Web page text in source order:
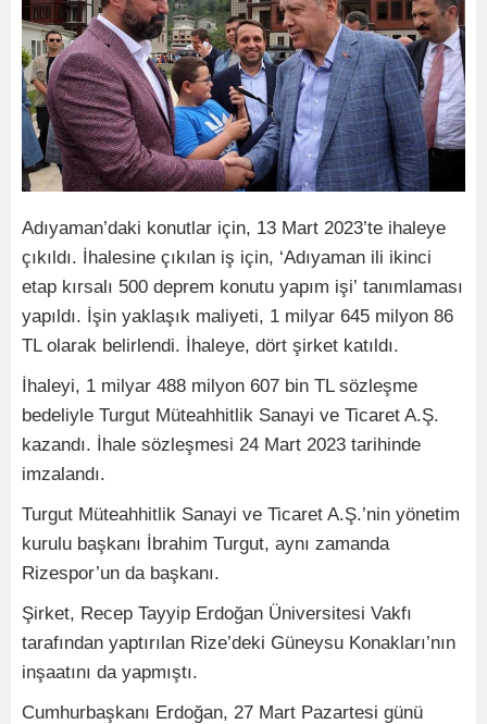
Adıyaman’daki konutlar için, 13 Mart 2023’te ihaleye
çıkıldı. İhalesine çıkılan iş için, ‘Adıyaman ili ikinci
etap kırsalı 500 deprem konutu yapım işi’ tanımlaması
yapıldı. İşin yaklaşık maliyeti, 1 milyar 645 milyon 86
TL olarak belirlendi. İhaleye, dört şirket katıldı.
İhaleyi, 1 milyar 488 milyon 607 bin TL sözleşme
bedeliyle Turgut Müteahhitlik Sanayi ve Ticaret A.Ş.
kazandı. İhale sözleşmesi 24 Mart 2023 tarihinde
imzalandı.
Turgut Müteahhitlik Sanayi ve Ticaret A.Ş.’nin yönetim
kurulu başkanı İbrahim Turgut, aynı zamanda
Rizespor’un da başkanı.
Şirket, Recep Tayyip Erdoğan Üniversitesi Vakfı
tarafından yaptırılan Rize’deki Güneysu Konakları’nın
inşaatını da yapmıştı.
Cumhurbaşkanı Erdoğan, 27 Mart Pazartesi günü